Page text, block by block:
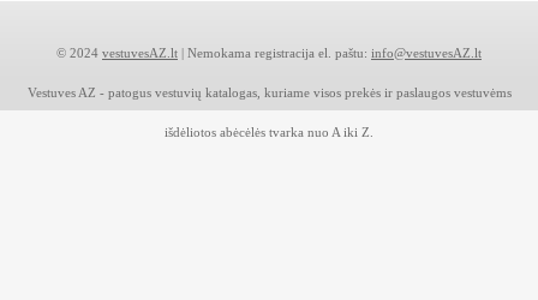
© 2024 vestuvesAZ.lt | Nemokama registracija el. paštu: info@vestuvesAZ.lt
Vestuves AZ - patogus vestuvių katalogas, kuriame visos prekės ir paslaugos vestuvėms
išdėliotos abėcėlės tvarka nuo A iki Z.